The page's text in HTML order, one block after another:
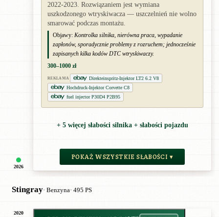
2026
2022-2023. Rozwiązaniem jest wymiana
uszkodzonego wtryskiwacza — uszczelnień nie wolno
smarować podczas montażu.
Objawy: Kontrolka silnika, nierówna praca, wypadanie
zapłonów, sporadycznie problemy z rozruchem; jednocześnie
zapisanych kilka kodów DTC wtryskiwaczy.
300–1000 zł
REKLAMA
Direkteinspritz-Injektor LT2 6.2 V8
Hochdruck-Injektor Corvette C8
fuel injector P30D4 P2B95
+ 5 więcej słabości silnika + słabości pojazdu
POKAŻ WSZYSTKIE SŁABOŚCI ▾
Stingray· Benzyna· 495 PS
2020